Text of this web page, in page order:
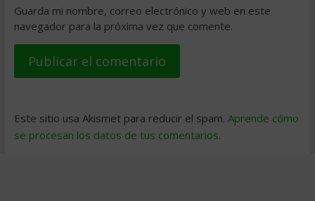
Guarda mi nombre, correo electrónico y web en este
navegador para la próxima vez que comente.
Este sitio usa Akismet para reducir el spam. Aprende cómo
se procesan los datos de tus comentarios.